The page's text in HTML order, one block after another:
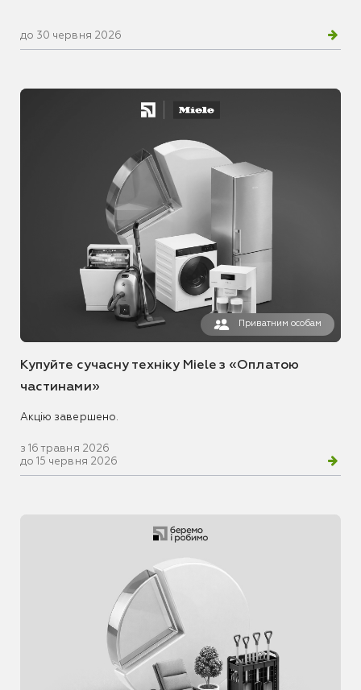
до 30 червня 2026
Приватним особам
Купуйте сучасну техніку Miele з «Оплатою
частинами»
Акцію завершено.
з 16 травня 2026
до 15 червня 2026